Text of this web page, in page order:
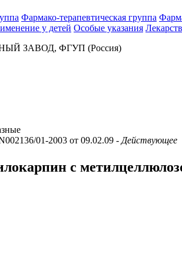
Фармако-терапевтическая группа
у детей Особые указания
ЗАВОД, ФГУП (Россия)
01-2003 от 09.02.09 - Действующее
с